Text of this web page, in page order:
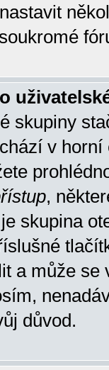
skupiny
v horní
,
skupina
a může se
důvod.